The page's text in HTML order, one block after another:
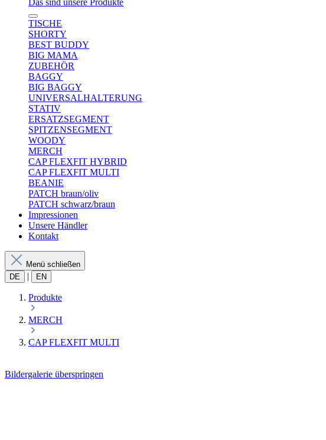
Das sind unsere Produkte
TISCHE
SHORTY
BEST BUDDY
BIG MAMA
ZUBEHÖR
BAGGY
BIG BAGGY
UNIVERSALHALTERUNG
STATIV
ERSATZSEGMENT
SPITZENSEGMENT
WOODY
MERCH
CAP FLEXFIT HYBRID
CAP FLEXFIT MULTI
BEANIE
PATCH braun/oliv
PATCH schwarz/braun
Impressionen
Unsere Händler
Kontakt
Menü schließen
DE
| EN
Produkte
MERCH
CAP FLEXFIT MULTI
Bildergalerie überspringen